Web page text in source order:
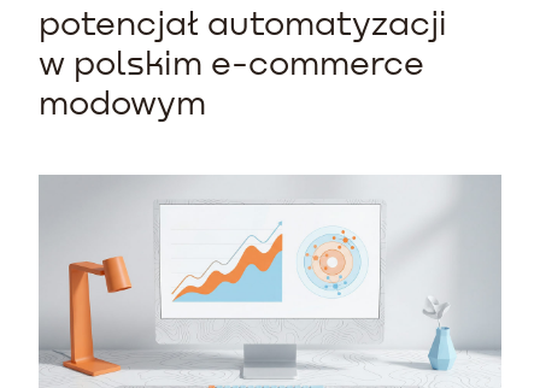
potencjał automatyzacji
w polskim e-commerce
modowym